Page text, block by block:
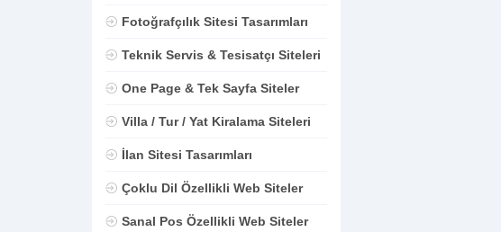
Fotoğrafçılık Sitesi Tasarımları
Teknik Servis & Tesisatçı Siteleri
One Page & Tek Sayfa Siteler
Villa / Tur / Yat Kiralama Siteleri
İlan Sitesi Tasarımları
Çoklu Dil Özellikli Web Siteler
Sanal Pos Özellikli Web Siteler